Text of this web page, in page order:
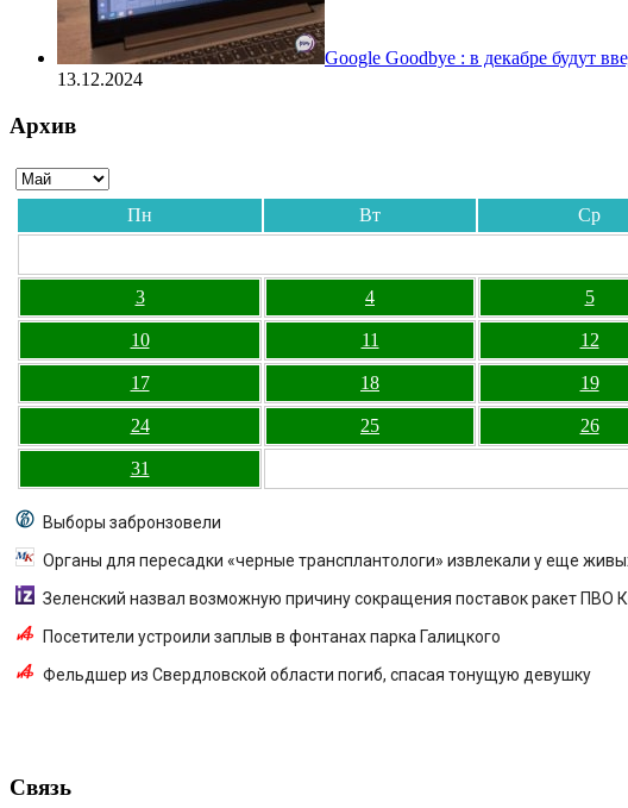
Google Goodbye : в декабре будут
13.12.2024
Архив
Пн Вт Ср
3 4 5
10 11 12
17 18 19
24 25 26
31
Выборы забронзовели
Органы для пересадки «черные трансплантологи» извлекали у еще
Зеленский назвал возможную причину сокращения поставок ракет ПВО
Посетители устроили заплыв в фонтанах парка Галицкого
Фельдшер из Свердловской области погиб, спасая тонущую девушку
Связь